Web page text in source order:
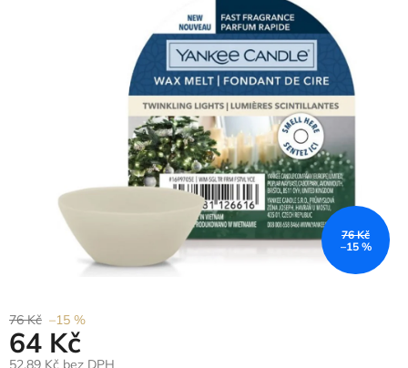
76 Kč
–15 %
76 Kč –15 %
64 Kč
52,89 Kč bez DPH